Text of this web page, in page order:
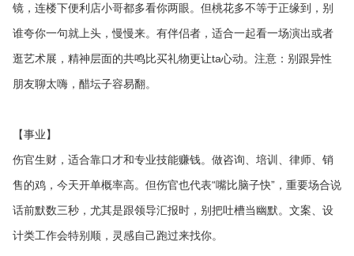
镜，连楼下便利店小哥都多看你两眼。但桃花多不等于正缘到，别
谁夸你一句就上头，慢慢来。有伴侣者，适合一起看一场演出或者
逛艺术展，精神层面的共鸣比买礼物更让ta心动。注意：别跟异性
朋友聊太嗨，醋坛子容易翻。
【事业】
伤官生财，适合靠口才和专业技能赚钱。做咨询、培训、律师、销
售的鸡，今天开单概率高。但伤官也代表“嘴比脑子快”，重要场合说
话前默数三秒，尤其是跟领导汇报时，别把吐槽当幽默。文案、设
计类工作会特别顺，灵感自己跑过来找你。